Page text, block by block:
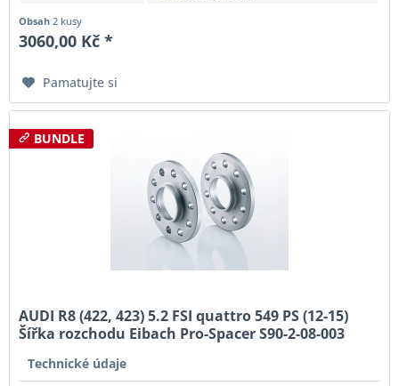
Obsah 2 kusy
3060,00 Kč *
Pamatujte si
BUNDLE
AUDI R8 (422, 423) 5.2 FSI quattro 549 PS (12-15)
Šířka rozchodu Eibach Pro-Spacer S90-2-08-003
Technické údaje